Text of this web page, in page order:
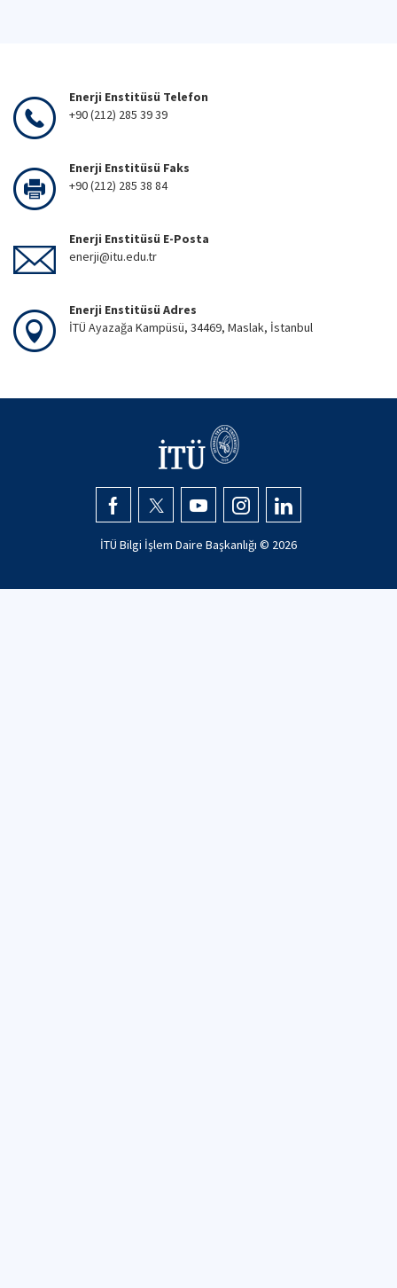
Enerji Enstitüsü Telefon
+90 (212) 285 39 39
Enerji Enstitüsü Faks
+90 (212) 285 38 84
Enerji Enstitüsü E-Posta
enerji@itu.edu.tr
Enerji Enstitüsü Adres
İTÜ Ayazağa Kampüsü, 34469, Maslak, İstanbul
İTÜ Bilgi İşlem Daire Başkanlığı © 2026